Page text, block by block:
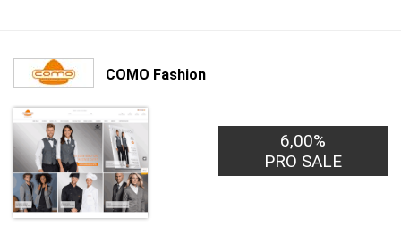
COMO Fashion
6,00%
PRO SALE